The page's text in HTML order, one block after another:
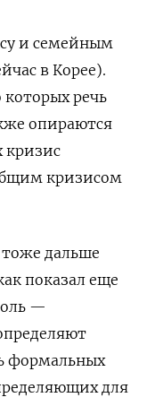
и семейным
в Корее).
речь
опираются
кризис
кризисом
дальше
показал еще
—
формальных
для